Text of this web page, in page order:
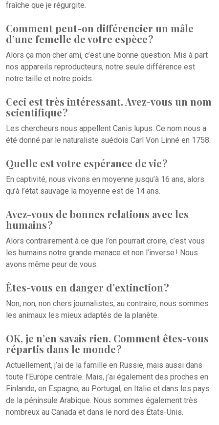
fraîche que je régurgite.
Comment peut-on différencier un mâle
d’une femelle de votre espèce ?
Alors ça mon cher ami, c’est une bonne question. Mis à part
nos appareils reproducteurs, notre seule différence est
notre taille et notre poids.
Ceci est très intéressant. Avez-vous un nom
scientifique ?
Les chercheurs nous appellent Canis lupus. Ce nom nous a
été donné par le naturaliste suédois Carl Von Linné en 1758.
Quelle est votre espérance de vie ?
En captivité, nous vivons en moyenne jusqu’à 16 ans, alors
qu’à l’état sauvage la moyenne est de 14 ans.
Avez-vous de bonnes relations avec les
humains ?
Alors contrairement à ce que l’on pourrait croire, c’est vous
les humains notre grande menace et non l’inverse ! Nous
avons même peur de vous.
Êtes-vous en danger d’extinction ?
Non, non, non chers journalistes, au contraire, nous sommes
les animaux les mieux adaptés de la planète.
OK, je n’en savais rien. Comment êtes-vous
répartis dans le monde ?
Actuellement, j’ai de la famille en Russie, mais aussi dans
toute l’Europe centrale. Mais, j’ai également des proches en
Finlande, en Espagne, au Portugal, en Italie et dans les pays
de la péninsule Arabique. Nous sommes également très
nombreux au Canada et dans le nord des États-Unis.